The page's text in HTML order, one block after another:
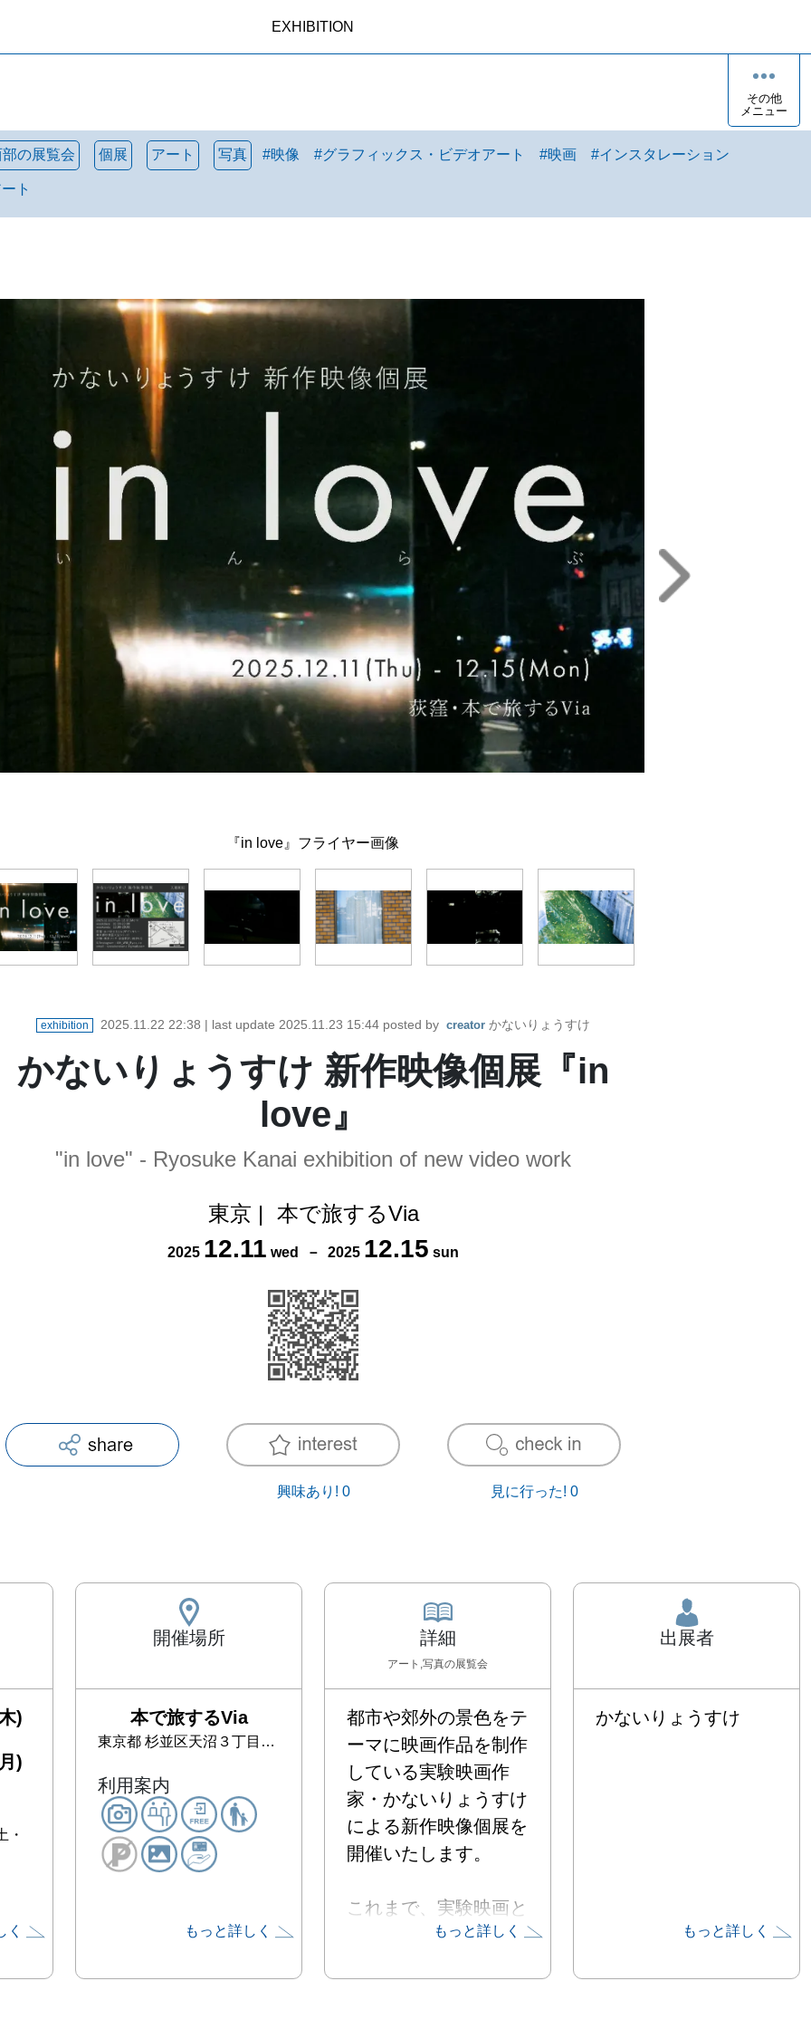
EXHIBITION
その他
メニュー
の展覧会 個展 アート 写真 #映像 #グラフィックス・ビデオアート #映画 #インスタレーション
ト
『in love』フライヤー画像
『in love』フライヤー画像
『in love』- 1
『in love』- 2
『in love』- 3
『in love』- 4
exhibition 2025.11.22 22:38 | last update 2025.11.23 15:44 posted by creator かないりょうすけ
かないりょうすけ 新作映像個展『in
love』
"in love" - Ryosuke Kanai exhibition of new video work
東京 | 本で旅するVia
2025 12.11 wed － 2025 12.15 sun
興味あり! 0 見に行った! 0
)
)
く
開催場所
本で旅するVia
東京都 杉並区天沼３丁目９ー１３
利用案内
もっと詳しく
詳細
アート,写真の展覧会
都市や郊外の景色をテ
ーマに映画作品を制作
している実験映画作
家・かないりょうすけ
による新作映像個展を
開催いたします。
これまで、実験映画と
ヴィデオ・アートの二
もっと詳しく
出展者
かないりょうすけ
もっと詳しく